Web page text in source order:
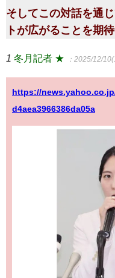
そしてこの対話を通
トが広がることを期待
1 冬月記者 ★ ：2025/12/
https://
d4aea3966386da05a